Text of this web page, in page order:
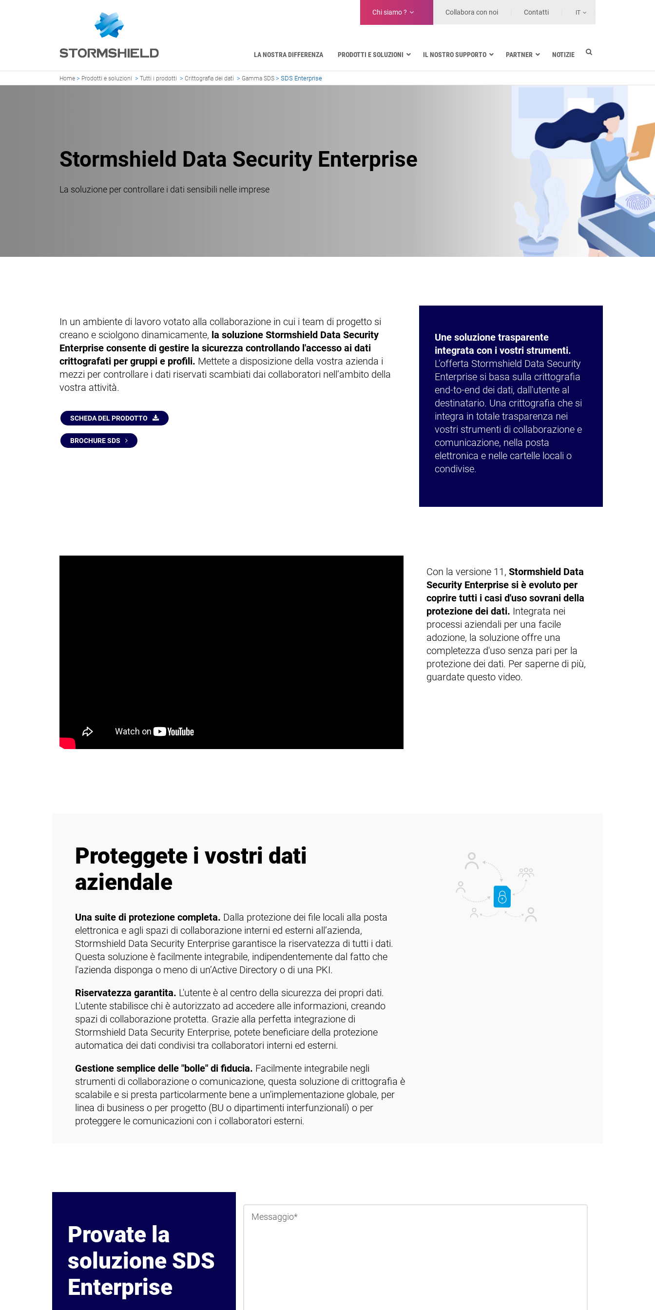
Chi siamo ? Collabora con noi Contatti IT
LA NOSTRA DIFFERENZA PRODOTTI E SOLUZIONI IL NOSTRO SUPPORTO PARTNER NOTIZIE
Home > Prodotti e soluzioni > Tutti i prodotti > Crittografia dei dati > Gamma SDS > SDS Enterprise
Stormshield Data Security Enterprise
La soluzione per controllare i dati sensibili nelle imprese
In un ambiente di lavoro votato alla collaborazione in cui i team di progetto si
creano e sciolgono dinamicamente, la soluzione Stormshield Data Security
Enterprise consente di gestire la sicurezza controllando l'accesso ai dati
crittografati per gruppi e profili. Mettete a disposizione della vostra azienda i
mezzi per controllare i dati riservati scambiati dai collaboratori nell’ambito della
vostra attività.
SCHEDA DEL PRODOTTO
BROCHURE SDS
Une soluzione trasparente
integrata con i vostri strumenti.
L’offerta Stormshield Data Security
Enterprise si basa sulla crittografia
end-to-end dei dati, dall'utente al
destinatario. Una crittografia che si
integra in totale trasparenza nei
vostri strumenti di collaborazione e
comunicazione, nella posta
elettronica e nelle cartelle locali o
condivise.
Con la versione 11,Stormshield Data
Security Enterprise si è evoluto per
coprire tutti i casi d'uso sovrani della
protezione dei dati. Integrata nei
processi aziendali per una facile
adozione, la soluzione offre una
completezza d'uso senza pari per la
protezione dei dati. Per saperne di più,
guardate questo video.
Proteggete i vostri dati
aziendale
Una suite di protezione completa. Dalla protezione dei file locali alla posta
elettronica e agli spazi di collaborazione interni ed esterni all’azienda,
Stormshield Data Security Enterprise garantisce la riservatezza di tutti i dati.
Questa soluzione è facilmente integrabile, indipendentemente dal fatto che
l'azienda disponga o meno di un’Active Directory o di una PKI.
Riservatezza garantita. L'utente è al centro della sicurezza dei propri dati.
L'utente stabilisce chi è autorizzato ad accedere alle informazioni, creando
spazi di collaborazione protetta. Grazie alla perfetta integrazione di
Stormshield Data Security Enterprise, potete beneficiare della protezione
automatica dei dati condivisi tra collaboratori interni ed esterni.
Gestione semplice delle "bolle" di fiducia. Facilmente integrabile negli
strumenti di collaborazione o comunicazione, questa soluzione di crittografia è
scalabile e si presta particolarmente bene a un'implementazione globale, per
linea di business o per progetto (BU o dipartimenti interfunzionali) o per
proteggere le comunicazioni con i collaboratori esterni.
Provate la
soluzione SDS
Enterprise